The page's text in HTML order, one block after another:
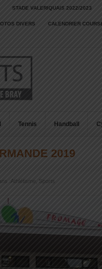
STADE VALERIQUAIS 2022/2023
DIVERS CALENDRIER
Tennis Handball
2019
: Athlétisme Sports